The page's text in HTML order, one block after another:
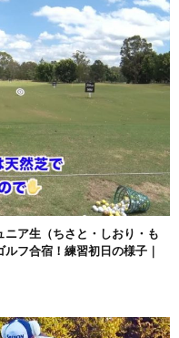
ニア生（ちさと・しおり・も
フ合宿！練習初日の様子｜